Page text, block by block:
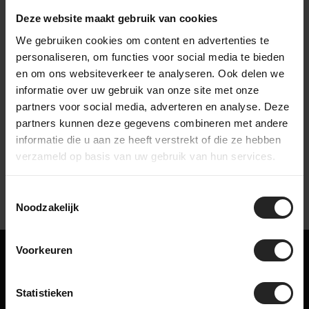
Deze website maakt gebruik van cookies
We gebruiken cookies om content en advertenties te
personaliseren, om functies voor social media te bieden
en om ons websiteverkeer te analyseren. Ook delen we
informatie over uw gebruik van onze site met onze
partners voor social media, adverteren en analyse. Deze
partners kunnen deze gegevens combineren met andere
informatie die u aan ze heeft verstrekt of die ze hebben
verzameld op basis van uw gebruik van hun services.
Noodzakelijk
Voorkeuren
Statistieken
zorgen we ervoor dat je fiets veilig en compleet aankomt.
bekijk onze bedrijfsvideo
Gerelateerde producten